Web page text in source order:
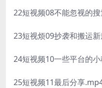
22短视频08不能忽视的
23短视烦09抄袭和搬运
24短视频10一些平台的
25短视频11最后分享